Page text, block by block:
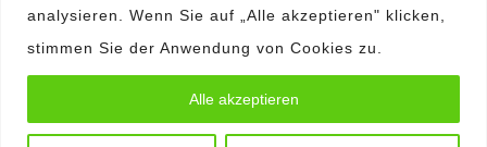
analysieren. Wenn Sie auf „Alle akzeptieren" klicken,
stimmen Sie der Anwendung von Cookies zu.
Alle akzeptieren
表格
Copyright ©2024 – 德国中文图书馆 All Rights Reserved.
| 版权声明| 私隐政策